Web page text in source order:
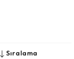
Sıralama